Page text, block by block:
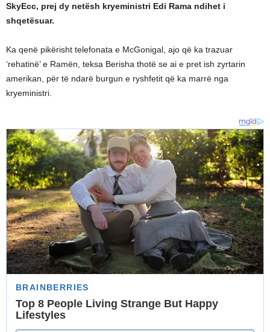
SkyEcc, prej dy netësh kryeministri Edi Rama ndihet i
shqetësuar.
Ka qenë pikërisht telefonata e McGonigal, ajo që ka trazuar
‘rehatinë’ e Ramën, teksa Berisha thotë se ai e pret ish zyrtarin
amerikan, për të ndarë burgun e ryshfetit që ka marrë nga
kryeministri.